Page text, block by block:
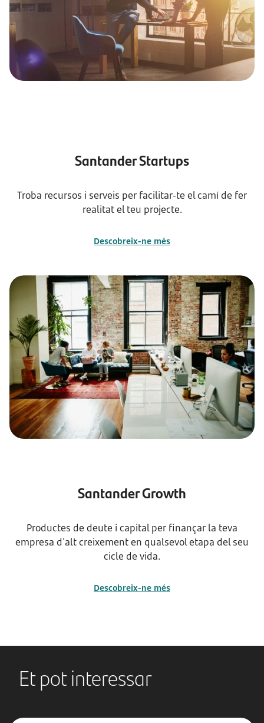
Santander Startups
Troba recursos i serveis per facilitar-te el camí de fer
realitat el teu projecte.
Descobreix-ne més
Santander Growth
Productes de deute i capital per finançar la teva
empresa d'alt creixement en qualsevol etapa del seu
cicle de vida.
Descobreix-ne més
Et pot interessar